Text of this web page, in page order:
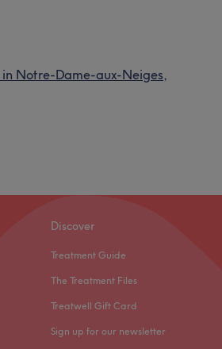
Notre-Dame-aux-Neiges,
Discover
Treatment Guide
The Treatment Files
Treatwell Gift Card
Sign up for our newsletter